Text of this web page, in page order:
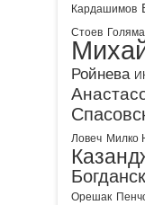
Кардашимов
Стоев
Ройнева
Ловеч Милко
Орешак